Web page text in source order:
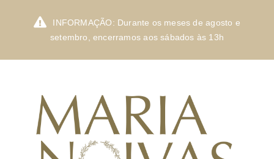
INFORMAÇÃO: Durante os meses de agosto e
setembro, encerramos aos sábados às 13h